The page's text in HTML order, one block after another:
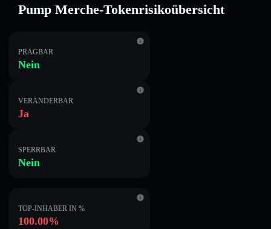
Pump Merche-Tokenrisikoübersicht
PRÄGBAR
Nein
VERÄNDERBAR
Ja
SPERRBAR
Nein
TOP-INHABER IN %
100.00%